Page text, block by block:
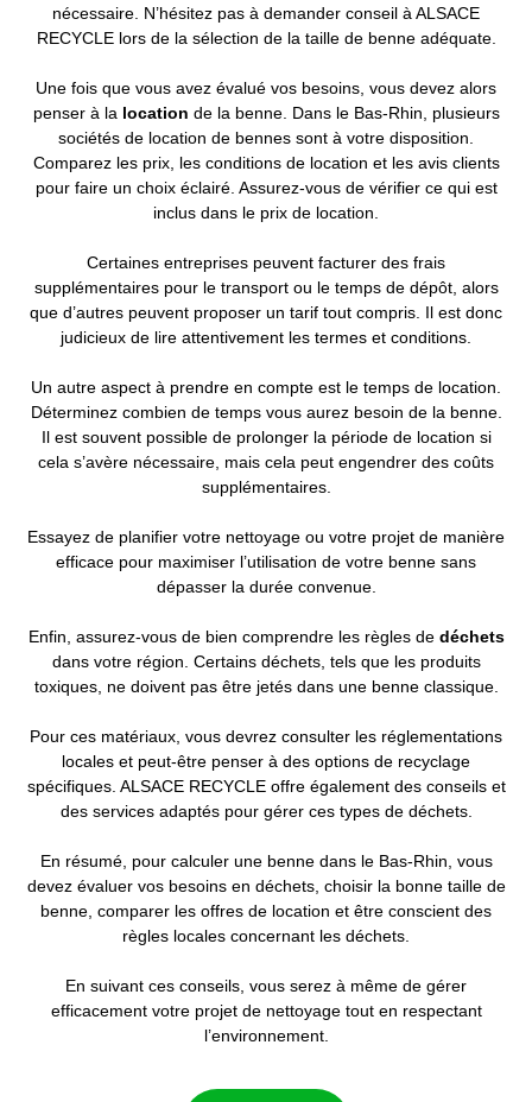
nécessaire. N’hésitez pas à demander conseil à ALSACE
RECYCLE lors de la sélection de la taille de benne adéquate.
Une fois que vous avez évalué vos besoins, vous devez alors
penser à la location de la benne. Dans le Bas-Rhin, plusieurs
sociétés de location de bennes sont à votre disposition.
Comparez les prix, les conditions de location et les avis clients
pour faire un choix éclairé. Assurez-vous de vérifier ce qui est
inclus dans le prix de location.
Certaines entreprises peuvent facturer des frais
supplémentaires pour le transport ou le temps de dépôt, alors
que d’autres peuvent proposer un tarif tout compris. Il est donc
judicieux de lire attentivement les termes et conditions.
Un autre aspect à prendre en compte est le temps de location.
Déterminez combien de temps vous aurez besoin de la benne.
Il est souvent possible de prolonger la période de location si
cela s’avère nécessaire, mais cela peut engendrer des coûts
supplémentaires.
Essayez de planifier votre nettoyage ou votre projet de manière
efficace pour maximiser l’utilisation de votre benne sans
dépasser la durée convenue.
Enfin, assurez-vous de bien comprendre les règles de déchets
dans votre région. Certains déchets, tels que les produits
toxiques, ne doivent pas être jetés dans une benne classique.
Pour ces matériaux, vous devrez consulter les réglementations
locales et peut-être penser à des options de recyclage
spécifiques. ALSACE RECYCLE offre également des conseils et
des services adaptés pour gérer ces types de déchets.
En résumé, pour calculer une benne dans le Bas-Rhin, vous
devez évaluer vos besoins en déchets, choisir la bonne taille de
benne, comparer les offres de location et être conscient des
règles locales concernant les déchets.
En suivant ces conseils, vous serez à même de gérer
efficacement votre projet de nettoyage tout en respectant
l’environnement.